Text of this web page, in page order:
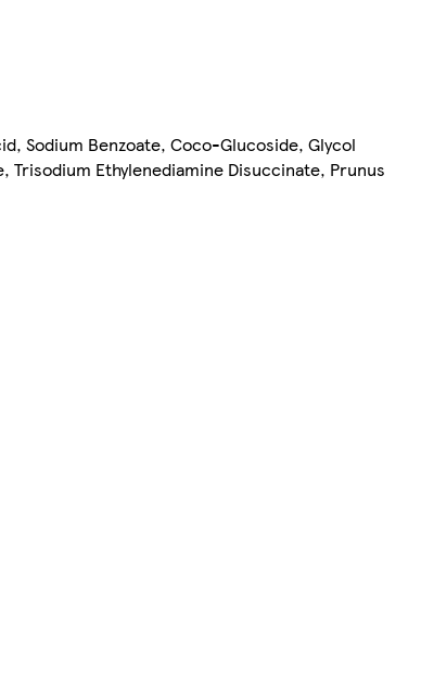
Sodium Benzoate, Coco-Glucoside, Glycol
Ethylenediamine Disuccinate, Prunus